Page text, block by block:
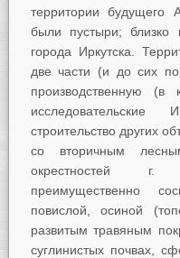
территории будущего
были пустыри; близко
города Иркутска.
две части (и до сих
производственную (в
строительство других
со вторичным
окрестностей г.
преимущественно
повислой, осиной
развитым травяным
суглинистых почвах,